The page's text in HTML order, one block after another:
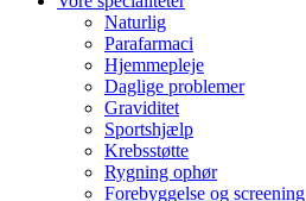
Naturlig
Parafarmaci
Hjemmepleje
Daglige problemer
Graviditet
Sportshjælp
Krebsstøtte
Rygning ophør
Forebyggelse og screening